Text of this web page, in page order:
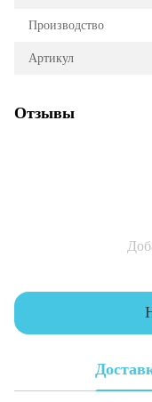
Производство
Артикул
Отзывы